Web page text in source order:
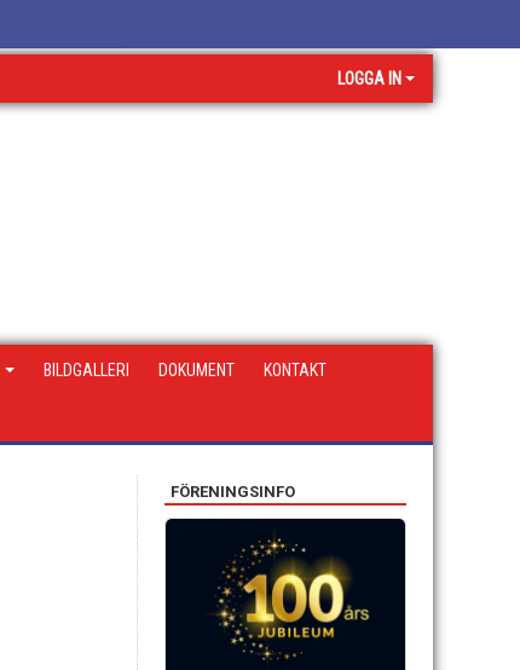
LOGGA IN
BILDGALLERI DOKUMENT KONTAKT
FÖRENINGSINFO